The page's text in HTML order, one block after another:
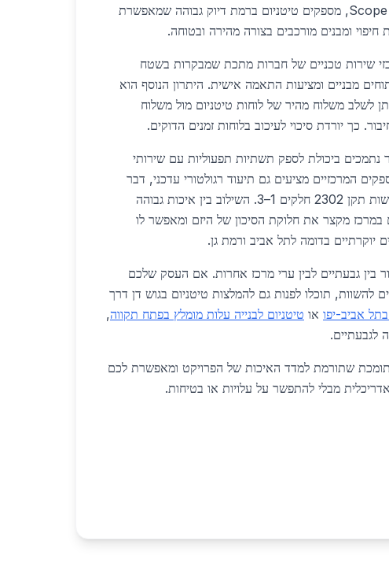
באזור, כולל Scope Metals, מספקים טיטניום ברמת דיוק גבוהה שמאפשרת
ומבנים מורכבים בצורה מהירה ובטוחה.
שירות טכניים של חברות מתכת שמבקרות בשטח
מבניים ומציעות התאמה אישית. היתרון הנוסף הוא
לשלב משלוח מהיר של לוחות טיטניום מול משלוח
כך יורדת סיכוי לעיכוב בלוחות זמנים הדוקים.
נתמכים ביכולת לספק תשתיות תפעוליות עם שירותי
המרכזיים מציעים גם תיעוד רגולטורי עדכני, דבר
שמבטיח עמידה בדרישות תקן 2302 חלקים 1–3. השילוב בין איכות גבוהה
במרכז מקצר את חלוקת הסיכון של היזם ומאפשר לו
יוקרתיים בדומה לתל אביב ורמת גן.
בין גבעתיים לבין ערי מרכז אחרות. אם העסק שלכם
להשוות, תוכלו לפנות גם להמלצות טיטניום בגוש דן דרך
אביב-יפו או טיטניום לבנייה עלות מומלץ בפתח תקווה,
לגבעתיים.
שתורמת למדד האיכות של הפרויקט ומאפשרת לכם
מבלי להתפשר על עלויות או בטיחות.